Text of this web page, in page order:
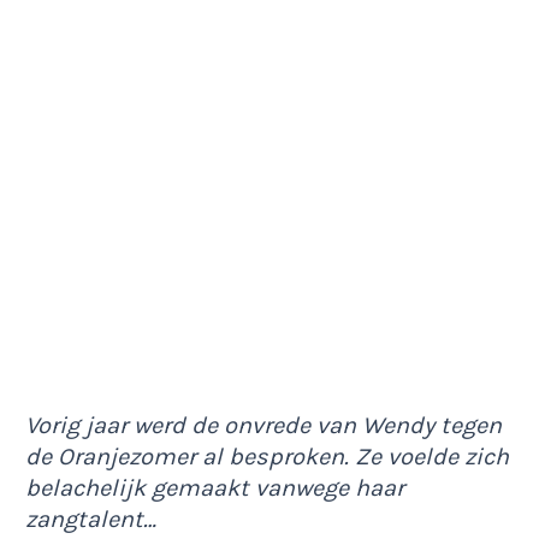
Vorig jaar werd de onvrede van Wendy tegen
de Oranjezomer al besproken. Ze voelde zich
belachelijk gemaakt vanwege haar
zangtalent…